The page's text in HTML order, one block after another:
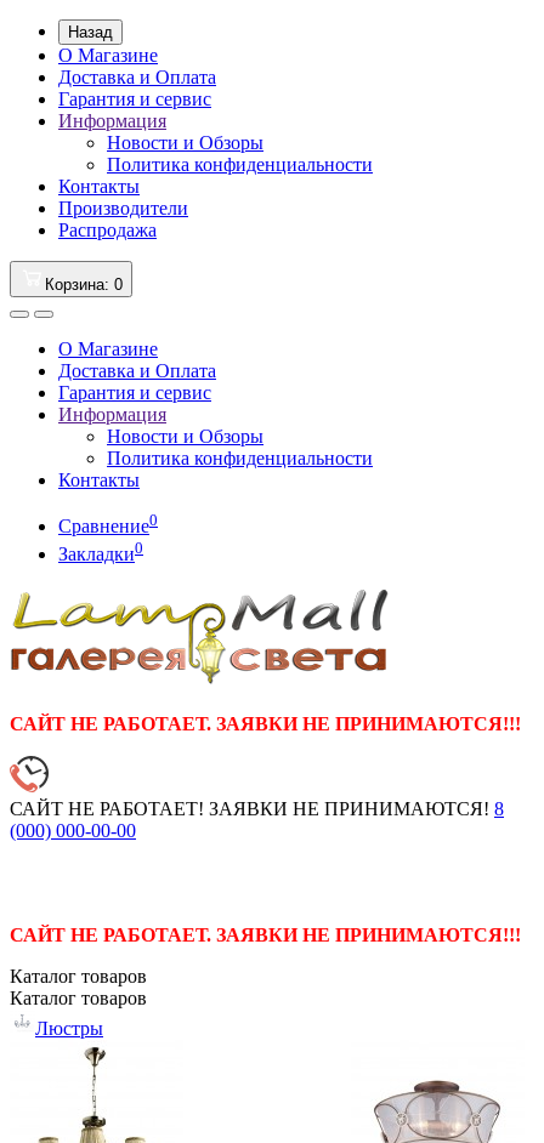
Назад
О Магазине
Доставка и Оплата
Гарантия и сервис
Информация
Новости и Обзоры
Политика конфиденциальности
Контакты
Производители
Распродажа
Корзина: 0
О Магазине
Доставка и Оплата
Гарантия и сервис
Информация
Новости и Обзоры
Политика конфиденциальности
Контакты
Сравнение0
Закладки0
САЙТ НЕ РАБОТАЕТ. ЗАЯВКИ НЕ ПРИНИМАЮТСЯ!!!
САЙТ НЕ РАБОТАЕТ! ЗАЯВКИ НЕ ПРИНИМАЮТСЯ! 8
(000) 000-00-00
САЙТ НЕ РАБОТАЕТ. ЗАЯВКИ НЕ ПРИНИМАЮТСЯ!!!
Каталог товаров
Каталог товаров
Люстры